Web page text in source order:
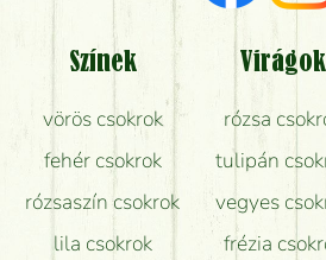
Tényleg azt kapom, ami
Mit kell tudni a virágcsokrok
Hogy marad a lehető
Tudok adventi koszorút
Színek
vörös csokrok
fehér csokrok
rózsaszín csokrok
lila csokrok
Virágok
rózsa
tulipán
vegyes
frézia